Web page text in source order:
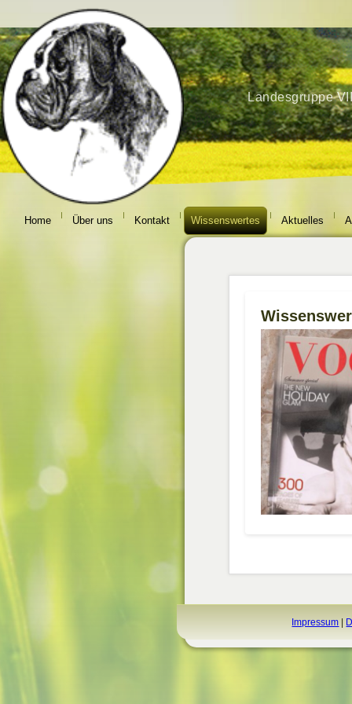
Home Über uns Kontakt Wissenswertes Aktuelles
Impressum